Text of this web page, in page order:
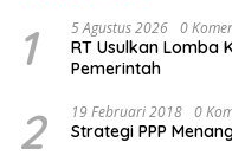
1 5 Agustus 2026 0
RT Usulkan Lomba
Pemerintah
2 19 Februari 2018 0
Strategi PPP